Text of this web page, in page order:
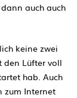
auch auch
keine zwei
den Lüfter voll
hab. Auch
zum Internet